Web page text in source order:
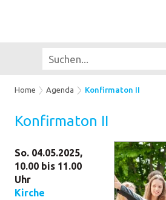
Home Agenda Konfirmaton II
Kon­fir­maton II
So. 04.05.2025,
10.00 bis 11.00
Uhr
Kirche